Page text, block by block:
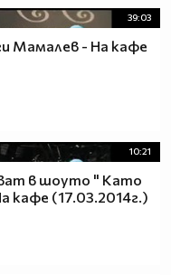
39:03
Мамалев - На кафе
10:21
в шоуто " Като
кафе (17.03.2014г.)